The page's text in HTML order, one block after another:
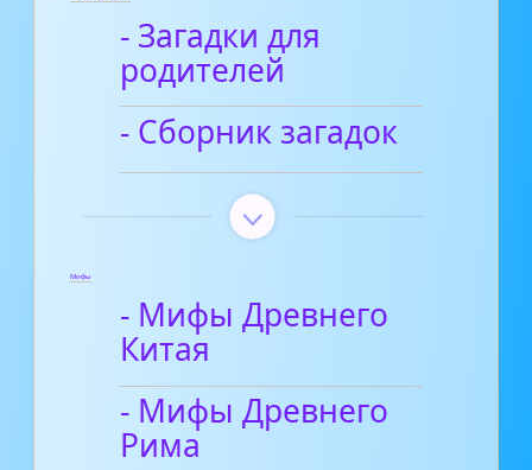
- Загадки для
родителей
- Сборник загадок
Мифы
- Мифы Древнего
Китая
- Мифы Древнего
Рима